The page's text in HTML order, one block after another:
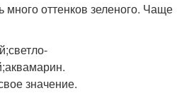
много оттенков зеленого. Чаще
значение.